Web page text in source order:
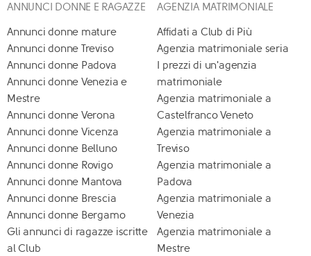
ANNUNCI DONNE E RAGAZZE
Annunci donne mature
Annunci donne Treviso
Annunci donne Padova
Annunci donne Venezia e
Mestre
Annunci donne Verona
Annunci donne Vicenza
Annunci donne Belluno
Annunci donne Rovigo
Annunci donne Mantova
Annunci donne Brescia
Annunci donne Bergamo
Gli annunci di ragazze iscritte
al Club
AGENZIA MATRIMONIALE
Affidati a Club di Più
Agenzia matrimoniale seria
I prezzi di un'agenzia
matrimoniale
Agenzia matrimoniale a
Castelfranco Veneto
Agenzia matrimoniale a
Treviso
Agenzia matrimoniale a
Padova
Agenzia matrimoniale a
Venezia
Agenzia matrimoniale a
Mestre